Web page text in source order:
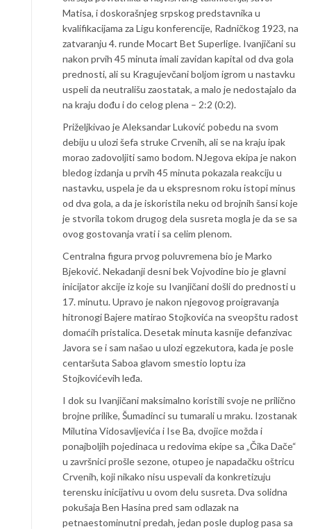
Matisa, i doskorašnjeg srpskog predstavnika u
kvalifikacijama za Ligu konferencije, Radničkog 1923, na
zatvaranju 4. runde Mocart Bet Superlige. Ivanjičani su
nakon prvih 45 minuta imali zavidan kapital od dva gola
prednosti, ali su Kragujevčani boljom igrom u nastavku
uspeli da neutrališu zaostatak, a malo je nedostajalo da
na kraju dođu i do celog plena – 2:2 (0:2).
Priželjkivao je Aleksandar Luković pobedu na svom
debiju u ulozi šefa struke Crvenih, ali se na kraju ipak
morao zadovoljiti samo bodom. NJegova ekipa je nakon
bledog izdanja u prvih 45 minuta pokazala reakciju u
nastavku, uspela je da u ekspresnom roku istopi minus
od dva gola, a da je iskoristila neku od brojnih šansi koje
je stvorila tokom drugog dela susreta mogla je da se sa
ovog gostovanja vrati i sa celim plenom.
Centralna figura prvog poluvremena bio je Marko
Bjeković. Nekadanji desni bek Vojvodine bio je glavni
inicijator akcije iz koje su Ivanjičani došli do prednosti u
17. minutu. Upravo je nakon njegovog proigravanja
hitronogi Bajere matirao Stojkovića na sveopštu radost
domaćih pristalica. Desetak minuta kasnije defanzivac
Javora se i sam našao u ulozi egzekutora, kada je posle
centaršuta Saboa glavom smestio loptu iza
Stojkovićevih leđa.
I dok su Ivanjičani maksimalno koristili svoje ne prilično
brojne prilike, Šumadinci su tumarali u mraku. Izostanak
Milutina Vidosavljevića i Ise Ba, dvojice možda i
ponajboljih pojedinaca u redovima ekipe sa „Čika Dače“
u završnici prošle sezone, otupeo je napadačku oštricu
Crvenih, koji nikako nisu uspevali da konkretizuju
terensku inicijativu u ovom delu susreta. Dva solidna
pokušaja Ben Hasina pred sam odlazak na
petnaestominutni predah, jedan posle duplog pasa sa